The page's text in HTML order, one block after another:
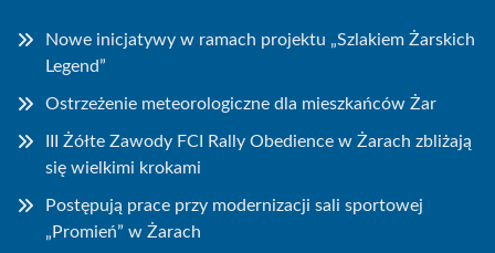
Nowe inicjatywy w ramach projektu „Szlakiem Żarskich
Legend”
Ostrzeżenie meteorologiczne dla mieszkańców Żar
III Żółte Zawody FCI Rally Obedience w Żarach zbliżają
się wielkimi krokami
Postępują prace przy modernizacji sali sportowej
„Promień” w Żarach